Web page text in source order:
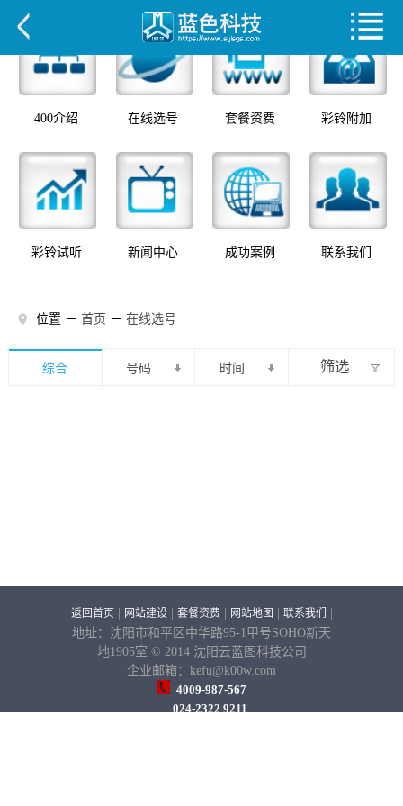
400介绍 在线选号 套餐资费 彩铃附加
彩铃试听 新闻中心 成功案例 联系我们
位置 － 首页 － 在线选号
综合 号码 时间 筛选
返回首页| 网站建设| 套餐资费 | 网站地图 | 联系我们
|
地址：沈阳市和平区中华路95-1甲号SOHO新天
地1905室 © 2014 沈阳云蓝图科技公司
企业邮箱：kefu@k00w.com
4009-987-567
024-2322 9211